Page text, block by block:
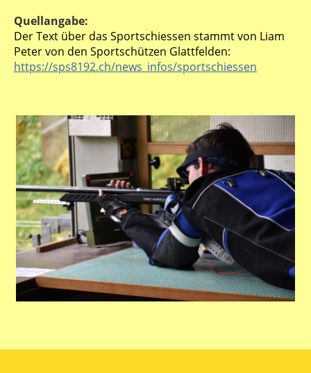
Quellangabe:
Der Text über das Sportschiessen stammt von Liam
Peter von den Sportschützen Glattfelden:
https://sps8192.ch/news_infos/sportschiessen